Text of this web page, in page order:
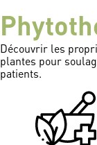
Découvrir les
plantes pour
patients.